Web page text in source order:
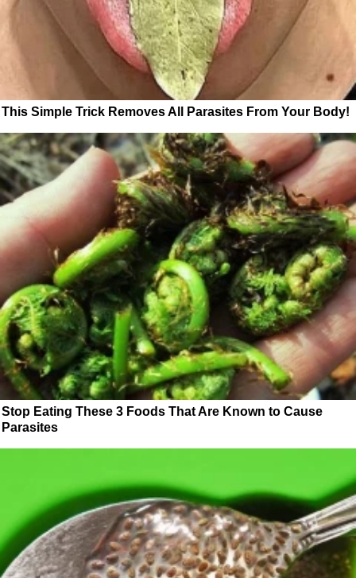
This Simple Trick Removes All Parasites From Your Body!
Stop Eating These 3 Foods That Are Known to Cause
Parasites